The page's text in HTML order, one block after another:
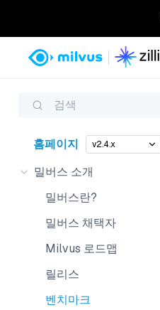
검색
홈페이지 v2.4.x
밀버스 소개
밀버스란?
밀버스 채택자
Milvus 로드맵
릴리스
벤치마크